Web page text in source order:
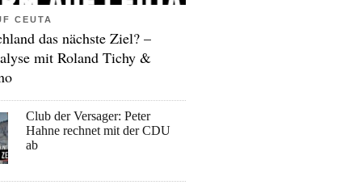
CEUTA
das nächste Ziel? –
mit Roland Tichy &
Club der Versager: Peter
Hahne rechnet mit der CDU
ab